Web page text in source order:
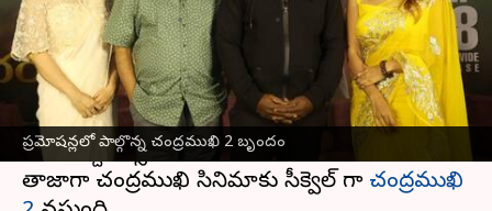
ప్రమోషన్లలో పాల్గొన్న చంద్రముఖి 2 బృందం
వ్రాసిన వారు Sriram Pranateja Sep 24, 2023 10:52 am
ఈ వార్తాకథనం ఏంటి
రజనీకాంత్హీరోగా నటించిన చంద్రముఖి సినిమా
ఎంత పెద్ద సక్సెస్ అయిందో అందరికీ తెలిసిందే.
తాజాగా చంద్రముఖి సినిమాకు సీక్వెల్ గా చంద్రముఖి